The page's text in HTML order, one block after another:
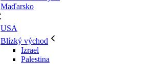
Maďarsko
USA
Blízký východ
Izrael
Palestina